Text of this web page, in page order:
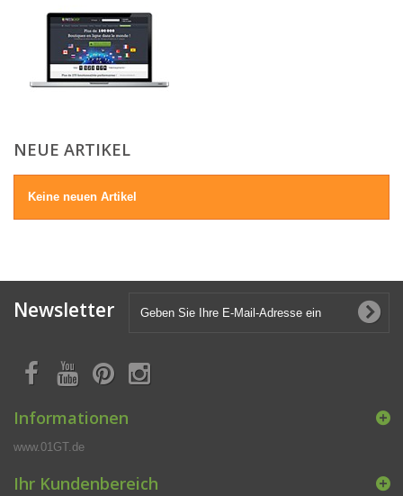
NEUE ARTIKEL
Keine neuen Artikel
Newsletter
Informationen
www.01GT.de
Ihr Kundenbereich